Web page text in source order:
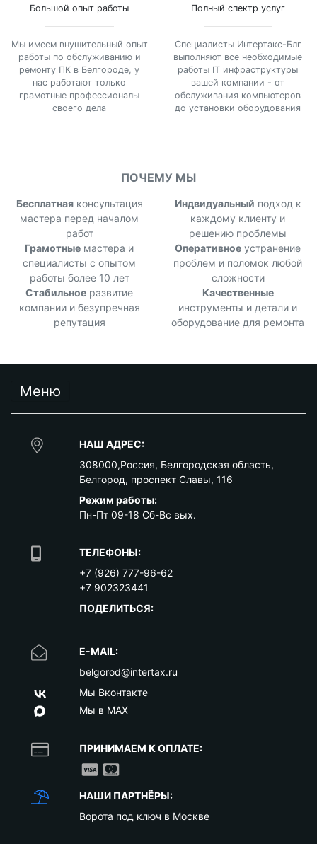
Большой опыт работы
Мы имеем внушительный опыт
работы по обслуживанию и
ремонту ПК в Белгороде, у
нас работают только
грамотные профессионалы
своего дела
Полный спектр услуг
Специалисты Интертакс-Блг
выполняют все необходимые
работы IT инфраструктуры
вашей компании - от
обслуживания компьютеров
до установки оборудования
ПОЧЕМУ МЫ
Бесплатнаяконсультация
мастера перед началом
работ
Индвидуальный подход к
каждому клиенту и
решению проблемы
Грамотные мастера и
специалисты с опытом
работы более 10 лет
Оперативное устранение
проблем и поломок любой
сложности
Стабильное развитие
компании и безупречная
репутация
Качественные
инструменты и детали и
оборудование для ремонта
Меню
НАШ АДРЕС:
308000,Россия, Белгородская область,
Белгород, проспект Славы, 116
Режим работы:
Пн-Пт 09-18 Сб-Вс вых.
ТЕЛЕФОНЫ:
+7 (926) 777-96-62
+7 902323441
ПОДЕЛИТЬСЯ:
E-MAIL:
belgorod@intertax.ru
Мы Вконтакте
Мы в MAX
ПРИНИМАЕМ К ОПЛАТЕ:
НАШИ ПАРТНЁРЫ:
Ворота под ключ в Москве